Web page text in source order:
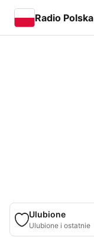
Radio Polska
Ulubione
Ulubione i ostatnie